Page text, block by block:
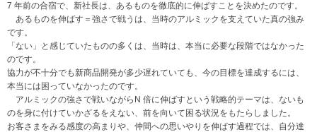
7 年前の合宿で、新社長は、あるものを徹底的に伸ばすことを決めたのです。
あるものを伸ばす＝強さで戦うは、当時のアルミックを支えていた真の強み
です。
「ない」と感じていたものの多くは、当時は、本当に必要な段階ではなかった
のです。
協力が不十分でも新商品開発が多少遅れていても、今の目標を達成するには、
本当には困っていなかったのです。
アルミックの強さで戦いながらN 倍に伸ばすという戦略的テーマは、ないも
のを身に付けていかざるをえない、前を向いて困る状況をもたらしました。
お客さまをみる感度の高まりや、仲間への思いやりを伸ばす過程では、自分達